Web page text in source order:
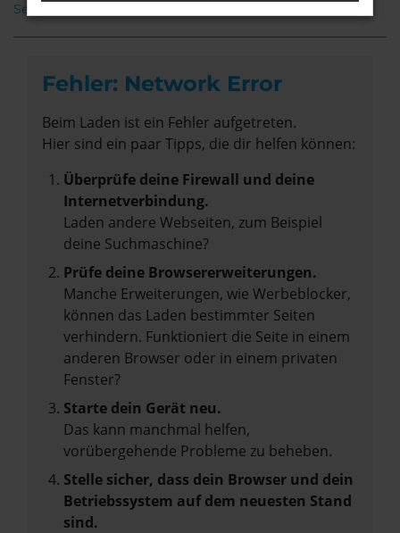
Seat Arona Syke
Fehler: Network Error
Beim Laden ist ein Fehler aufgetreten.
Hier sind ein paar Tipps, die dir helfen können:
Überprüfe deine Firewall und deine
Internetverbindung.
Laden andere Webseiten, zum Beispiel
deine Suchmaschine?
Prüfe deine Browsererweiterungen.
Manche Erweiterungen, wie Werbeblocker,
können das Laden bestimmter Seiten
verhindern. Funktioniert die Seite in einem
anderen Browser oder in einem privaten
Fenster?
Starte dein Gerät neu.
Das kann manchmal helfen,
vorübergehende Probleme zu beheben.
Stelle sicher, dass dein Browser und dein
Betriebssystem auf dem neuesten Stand
sind.